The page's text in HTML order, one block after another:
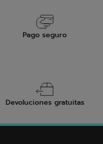
Pago seguro
Devoluciones gratuitas